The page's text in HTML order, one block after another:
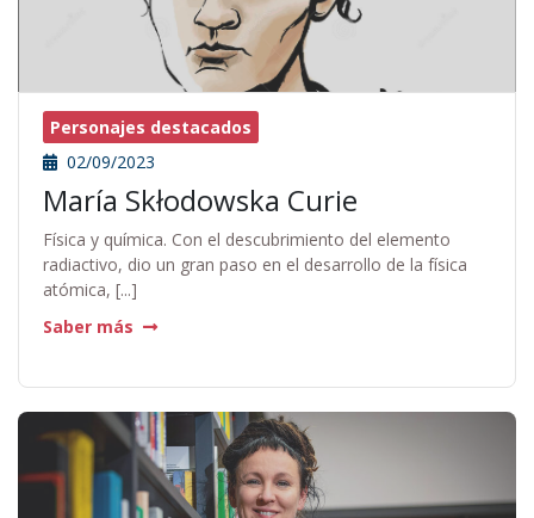
Personajes destacados
02/09/2023
María Skłodowska Curie
Física y química. Con el descubrimiento del elemento
radiactivo, dio un gran paso en el desarrollo de la física
atómica, [...]
Saber más